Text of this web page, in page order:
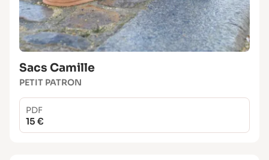
Sacs Camille
PETIT PATRON
PDF
15 €